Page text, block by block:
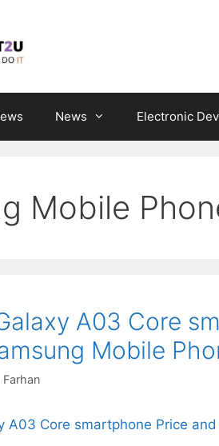
News Electronic
Mobile
A03 Core
Mobile
Farhan